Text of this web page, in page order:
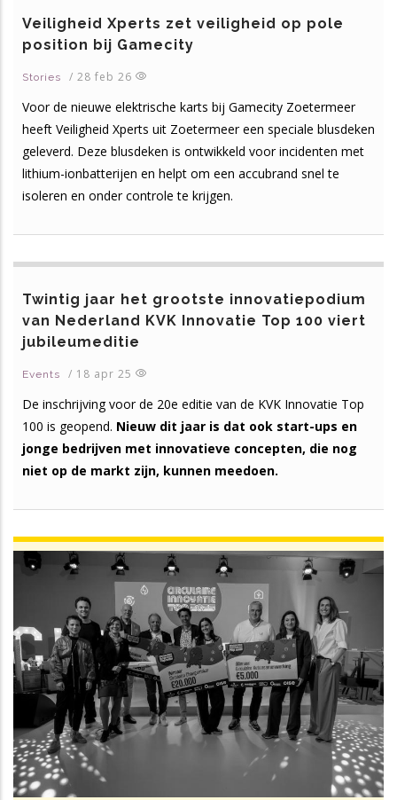
Veiligheid Xperts zet veiligheid op pole
position bij Gamecity
Stories / 28 feb 26
Voor de nieuwe elektrische karts bij Gamecity Zoetermeer
heeft Veiligheid Xperts uit Zoetermeer een speciale blusdeken
geleverd. Deze blusdeken is ontwikkeld voor incidenten met
lithium-ionbatterijen en helpt om een accubrand snel te
isoleren en onder controle te krijgen.
Twintig jaar het grootste innovatiepodium
van Nederland KVK Innovatie Top 100 viert
jubileumeditie
Events / 18 apr 25
De inschrijving voor de 20e editie van de KVK Innovatie Top
100 is geopend. Nieuw dit jaar is dat ook start-ups en
jonge bedrijven met innovatieve concepten, die nog
niet op de markt zijn, kunnen meedoen.